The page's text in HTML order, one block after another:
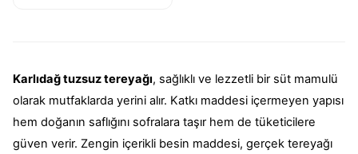
Karlıdağ tuzsuz tereyağı, sağlıklı ve lezzetli bir süt mamulü
olarak mutfaklarda yerini alır. Katkı maddesi içermeyen yapısı
hem doğanın saflığını sofralara taşır hem de tüketicilere
güven verir. Zengin içerikli besin maddesi, gerçek tereyağı